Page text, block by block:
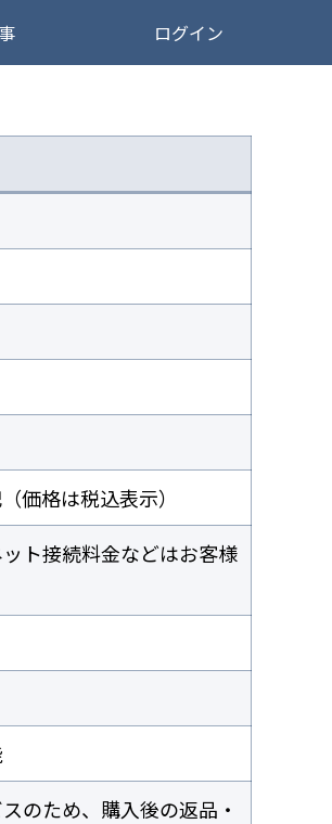
ログイン
価格は税込表示）
ト接続料金などはお客様
のため、購入後の返品・